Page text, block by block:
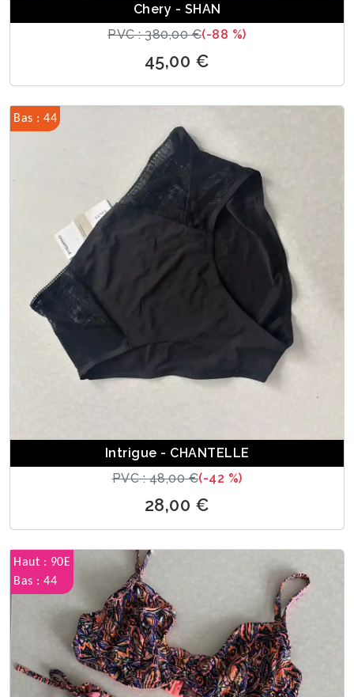
Chery - SHAN
PVC : 380,00 €(-88 %)
45,00 €
Bas : 44
Intrigue - CHANTELLE
PVC : 48,00 €(-42 %)
28,00 €
Haut : 90E
Bas : 44